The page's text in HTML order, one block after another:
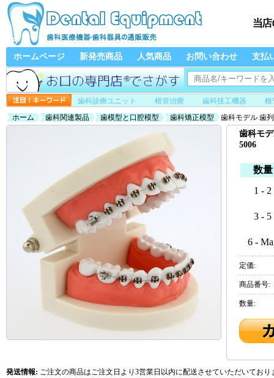
ホームページ 新発売商品 人気商品 お問い合わせ 支払
歯科診療ユニット 根管治療 歯科技工機器
根
ホーム
歯科関連製品 歯模型と口腔模型 歯科矯正模型 歯科モデル 歯
歯科モ
5006
数量
1 - 2
3 - 5
6 -
定価:
商品番号:
数量:
発送情報: ご注文の商品はご注文日より3営業日以内に配送させていただいてお